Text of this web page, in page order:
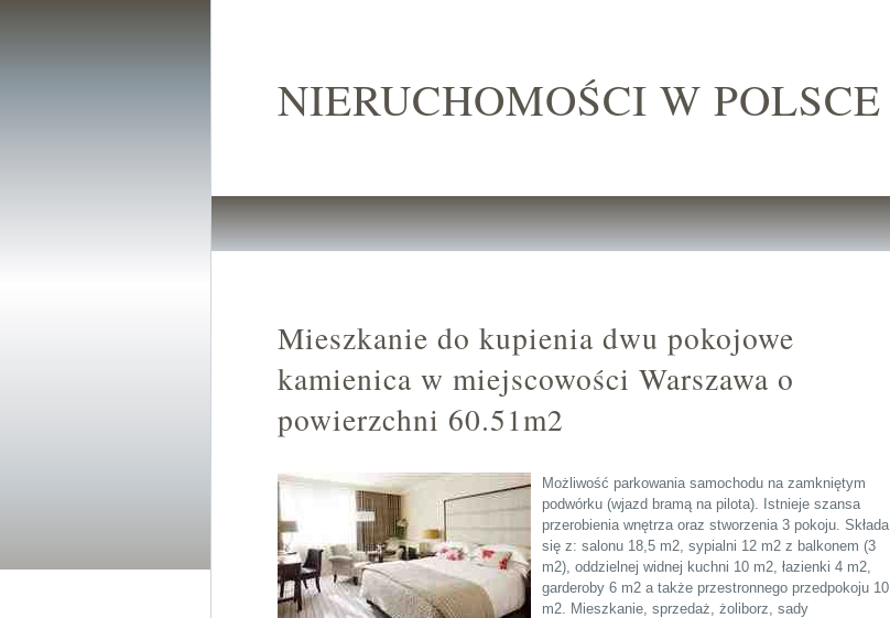
NIERUCHOMOŚCI W POLSCE
Mieszkanie do kupienia dwu pokojowe
kamienica w miejscowości Warszawa o
powierzchni 60.51m2
Możliwość parkowania samochodu na zamkniętym
podwórku (wjazd bramą na pilota). Istnieje szansa
przerobienia wnętrza oraz stworzenia 3 pokoju. Składa
się z: salonu 18,5 m2, sypialni 12 m2 z balkonem (3
m2), oddzielnej widnej kuchni 10 m2, łazienki 4 m2,
garderoby 6 m2 a także przestronnego przedpokoju 10
m2. Mieszkanie, sprzedaż, żoliborz, sady